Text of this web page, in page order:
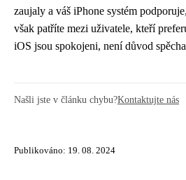
zaujaly a váš iPhone systém
však patříte mezi uživatele, kteří
iOS jsou spokojeni, není důvod
Našli jste v článku chybu?Kontaktujte nás
Publikováno: 19. 08. 2024